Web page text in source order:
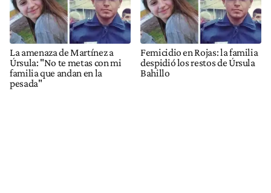
La amenaza de Martínez a
Úrsula: "No te metas con mi
familia que andan en la
pesada"
Femicidio en Rojas: la familia
despidió los restos de Úrsula
Bahillo